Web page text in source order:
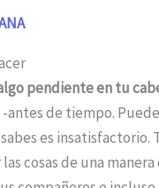
pendiente en tu
de tiempo.
es insatisfactorio.
cosas de una